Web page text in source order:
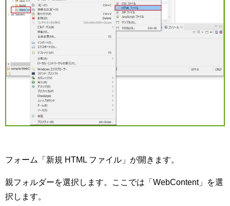
フォーム「新規 HTML ファイル」が開きます。
親フォルダーを選択します。ここでは「WebContent」を選
択します。